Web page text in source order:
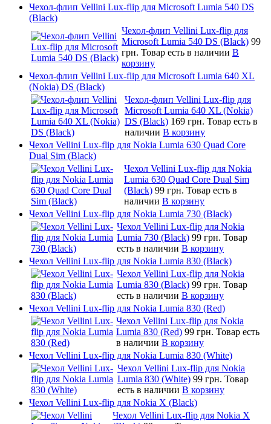
Чехол-флип Vellini Lux-flip для Microsoft Lumia 540 DS
(Black)
Чехол-флип Vellini Lux-flip для
Microsoft Lumia 540 DS (Black) 99
грн. Товар есть в наличии В
корзину
Чехол-флип Vellini Lux-flip для Microsoft Lumia 640 XL
(Nokia) DS (Black)
Чехол-флип Vellini Lux-flip для
Microsoft Lumia 640 XL (Nokia)
DS (Black) 169 грн. Товар есть в
наличии В корзину
Чехол Vellini Lux-flip для Nokia Lumia 630 Quad Core
Dual Sim (Black)
Чехол Vellini Lux-flip для Nokia
Lumia 630 Quad Core Dual Sim
(Black) 99 грн. Товар есть в
наличии В корзину
Чехол Vellini Lux-flip для Nokia Lumia 730 (Black)
Чехол Vellini Lux-flip для Nokia
Lumia 730 (Black) 99 грн. Товар
есть в наличии В корзину
Чехол Vellini Lux-flip для Nokia Lumia 830 (Black)
Чехол Vellini Lux-flip для Nokia
Lumia 830 (Black) 99 грн. Товар
есть в наличии В корзину
Чехол Vellini Lux-flip для Nokia Lumia 830 (Red)
Чехол Vellini Lux-flip для Nokia
Lumia 830 (Red) 99 грн. Товар есть
в наличии В корзину
Чехол Vellini Lux-flip для Nokia Lumia 830 (White)
Чехол Vellini Lux-flip для Nokia
Lumia 830 (White) 99 грн. Товар
есть в наличии В корзину
Чехол Vellini Lux-flip для Nokia X (Black)
Чехол Vellini Lux-flip для Nokia X